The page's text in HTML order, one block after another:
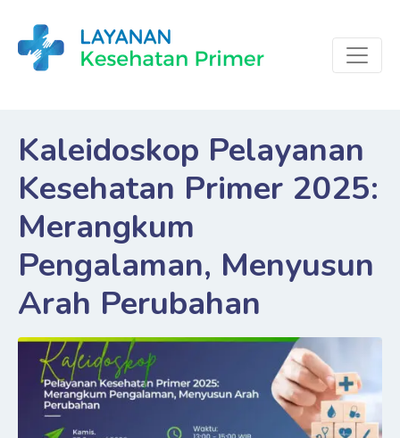
Kaleidoskop Pelayanan
Kesehatan Primer 2025:
Merangkum
Pengalaman, Menyusun
Arah Perubahan